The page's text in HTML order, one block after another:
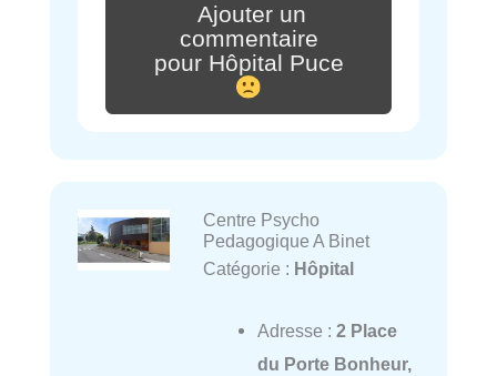
Ajouter un
commentaire
pour Hôpital Puce
Centre Psycho
Pedagogique A Binet
Catégorie : Hôpital
Adresse : 2 Place
du Porte Bonheur,